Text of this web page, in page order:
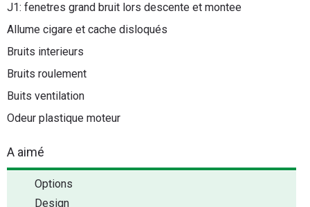
J1: fenetres grand bruit lors descente et montee
Allume cigare et cache disloqués
Bruits interieurs
Bruits roulement
Buits ventilation
Odeur plastique moteur
A aimé
Options
Design